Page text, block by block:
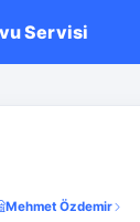
Servisi
Mehmet Özdemir